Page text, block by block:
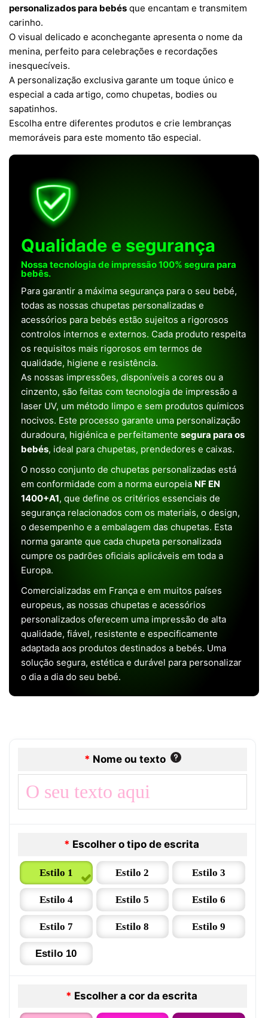
personalizados para bebés que encantam e transmitem
carinho.
O visual delicado e aconchegante apresenta o nome da
menina, perfeito para celebrações e recordações
inesquecíveis.
A personalização exclusiva garante um toque único e
especial a cada artigo, como chupetas, bodies ou
sapatinhos.
Escolha entre diferentes produtos e crie lembranças
memoráveis para este momento tão especial.
Qualidade e segurança
Nossa tecnologia de impressão 100% segura para
bebês.
Para garantir a máxima segurança para o seu bebé,
todas as nossas chupetas personalizadas e
acessórios para bebés estão sujeitos a rigorosos
controlos internos e externos. Cada produto respeita
os requisitos mais rigorosos em termos de
qualidade, higiene e resistência.
As nossas impressões, disponíveis a cores ou a
cinzento, são feitas com tecnologia de impressão a
laser UV, um método limpo e sem produtos químicos
nocivos. Este processo garante uma personalização
duradoura, higiénica e perfeitamente segura para os
bebés, ideal para chupetas, prendedores e caixas.
O nosso conjunto de chupetas personalizadas está
em conformidade com a norma europeia NF EN
1400+A1, que define os critérios essenciais de
segurança relacionados com os materiais, o design,
o desempenho e a embalagem das chupetas. Esta
norma garante que cada chupeta personalizada
cumpre os padrões oficiais aplicáveis em toda a
Europa.
Comercializadas em França e em muitos países
europeus, as nossas chupetas e acessórios
personalizados oferecem uma impressão de alta
qualidade, fiável, resistente e especificamente
adaptada aos produtos destinados a bebés. Uma
solução segura, estética e durável para personalizar
o dia a dia do seu bebé.
* Nome ou texto
* Escolher o tipo de escrita
Estilo 1 Estilo 2 Estilo 3
Estilo 4 Estilo 5 Estilo 6
Estilo 7 Estilo 8 Estilo 9
Estilo 10
* Escolher a cor da escrita